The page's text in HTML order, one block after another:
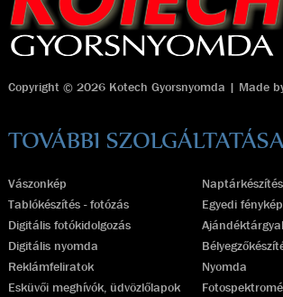
Copyright © 2026 Kotech Gyorsnyomda | Made
TOVÁBBI
Vászonkép
Naptárkészítés
Tablókészítés - fotózás
Egyedi
Digitális fotókidolgozás
Digitális nyomda
Reklámfeliratok
Nyomda
Esküvői meghívók, üdvözlőlapok